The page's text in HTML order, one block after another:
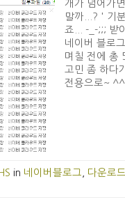
개가 넘어가
말까...? ' 기
죠... -_-;;; 받
네이버 블로
며칠 전에 총
고민 좀 하다
전용으로~
in 네이버블로그 다운로드